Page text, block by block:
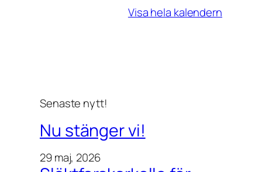
Visa hela kalendern
Senaste nytt!
Nu stänger vi!
29 maj, 2026